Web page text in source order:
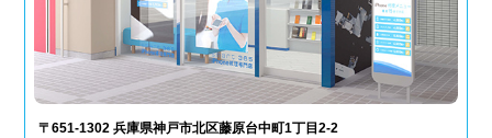
〒651-1302 兵庫県神戸市北区藤原台中町1丁目2-2